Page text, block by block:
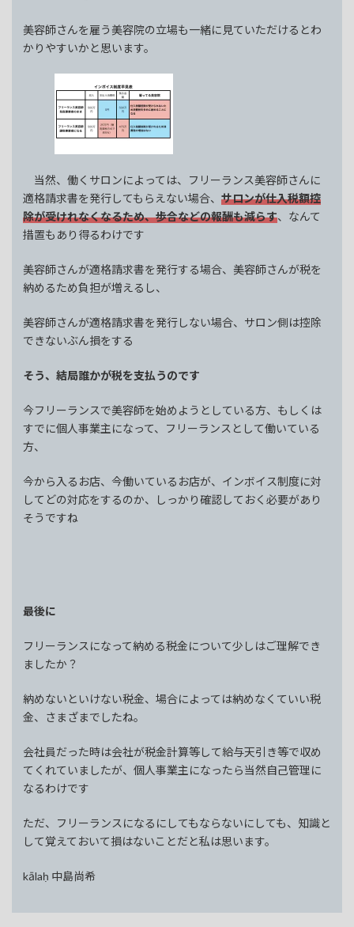
美容師さんを雇う美容院の立場も一緒に見ていただけるとわ
かりやすいかと思います。
当然、働くサロンによっては、フリーランス美容師さんに
適格請求書を発行してもらえない場合、 サロンが仕入税額控
除が受けれなくなるため、歩合などの報酬も減らす、なんて
措置もあり得るわけです
美容師さんが適格請求書を発行する場合、美容師さんが税を
納めるため負担が増えるし、
美容師さんが適格請求書を発行しない場合、サロン側は控除
できないぶん損をする
そう、結局誰かが税を支払うのです
今フリーランスで美容師を始めようとしている方、もしくは
すでに個人事業主になって、フリーランスとして働いている
方、
今から入るお店、今働いているお店が、インボイス制度に対
してどの対応をするのか、しっかり確認しておく必要があり
そうですね
最後に
フリーランスになって納める税金について少しはご理解でき
ましたか？
納めないといけない税金、場合によっては納めなくていい税
金、さまざまでしたね。
会社員だった時は会社が税金計算等して給与天引き等で収め
てくれていましたが、個人事業主になったら当然自己管理に
なるわけです
ただ、フリーランスになるにしてもならないにしても、知識と
して覚えておいて損はないことだと私は思います。
kālaḥ 中島尚希